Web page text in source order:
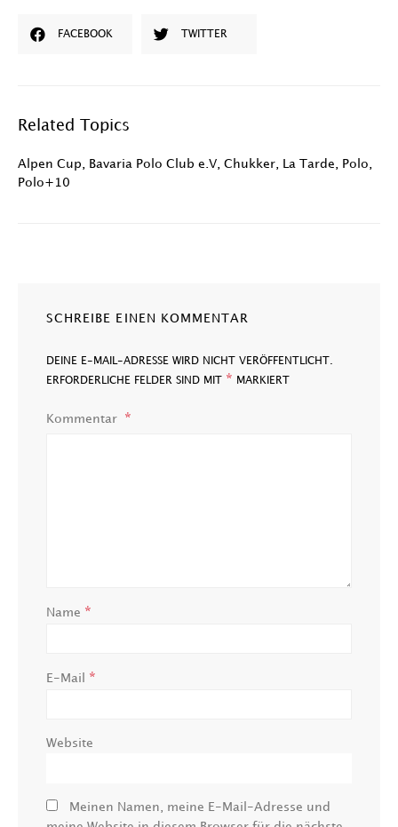
FACEBOOK TWITTER
Related Topics
Alpen Cup Bavaria Polo Club e.V Chukker La Tarde Polo
Polo+10
SCHREIBE EINEN KOMMENTAR
DEINE E-MAIL-ADRESSE WIRD NICHT VERÖFFENTLICHT.
ERFORDERLICHE FELDER SIND MIT * MARKIERT
Kommentar
Name *
E-Mail *
Website
Meinen Namen, meine E-Mail-Adresse und